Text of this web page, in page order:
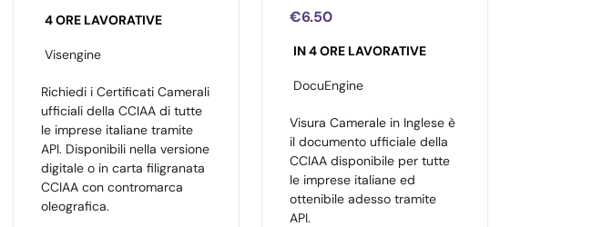
4 ORE LAVORATIVE
Visengine
Richiedi i Certificati Camerali
ufficiali della CCIAA di tutte
le imprese italiane tramite
API. Disponibili nella versione
digitale o in carta filigranata
CCIAA con contromarca
oleografica.
€6.50
IN 4 ORE LAVORATIVE
DocuEngine
Visura Camerale in Inglese è
il documento ufficiale della
CCIAA disponibile per tutte
le imprese italiane ed
ottenibile adesso tramite
API.